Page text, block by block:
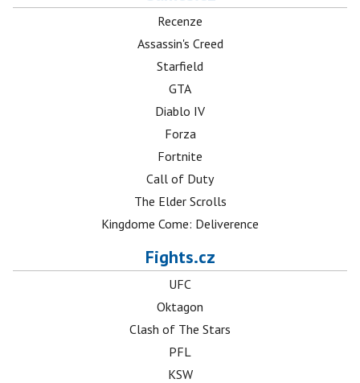
Recenze
Assassin's Creed
Starfield
GTA
Diablo IV
Forza
Fortnite
Call of Duty
The Elder Scrolls
Kingdome Come: Deliverence
Fights.cz
UFC
Oktagon
Clash of The Stars
PFL
KSW